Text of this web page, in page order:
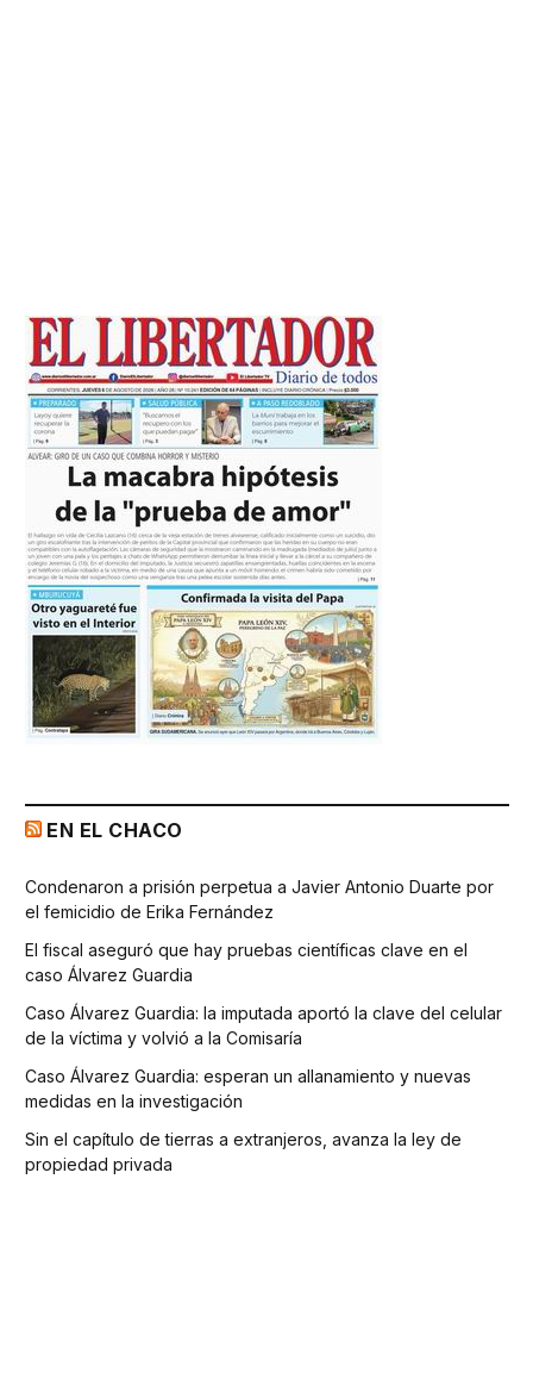
EN EL CHACO
Condenaron a prisión perpetua a Javier Antonio Duarte por
el femicidio de Erika Fernández
El fiscal aseguró que hay pruebas científicas clave en el
caso Álvarez Guardia
Caso Álvarez Guardia: la imputada aportó la clave del celular
de la víctima y volvió a la Comisaría
Caso Álvarez Guardia: esperan un allanamiento y nuevas
medidas en la investigación
Sin el capítulo de tierras a extranjeros, avanza la ley de
propiedad privada